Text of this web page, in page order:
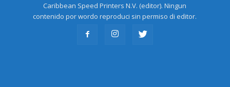
Caribbean Speed Printers N.V. (editor). Ningun
contenido por wordo reproduci sin permiso di editor.